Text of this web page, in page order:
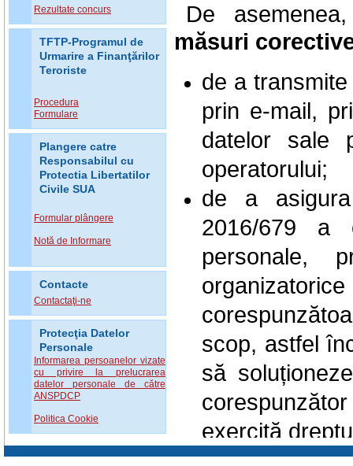
Rezultate concurs
TFTP-Programul de
Urmarire a Finanţărilor
Teroriste
Procedura
Formulare
Plangere catre
Responsabilul cu
Protectia Libertatilor
Civile SUA
Formular plângere
Notă de Informare
Contacte
Contactaţi-ne
Protecţia Datelor
Personale
Informarea persoanelor vizate
cu privire la prelucrarea
datelor personale de către
ANSPDCP
Politica Cookie
De
măsuri
de a
prin e-mail,
datelor sale
operatorului;
de a
2016/679 a
personale,
scop, astfel
să
exercită